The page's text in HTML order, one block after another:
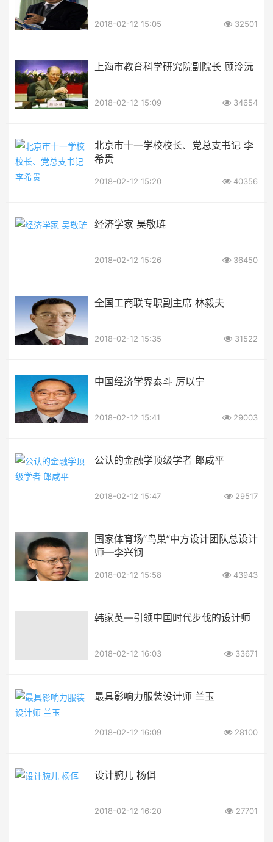
2018-02-12 15:05 32501
上海市教育科学研究院副院长 顾泠沅
2018-02-12 15:09 34654
北京市十一学校校长、党总支书记 李
希贵
2018-02-12 15:20 40356
经济学家 吴敬琏
2018-02-12 15:26 36450
全国工商联专职副主席 林毅夫
2018-02-12 15:35 31522
中国经济学界泰斗 厉以宁
2018-02-12 15:41 29003
公认的金融学顶级学者 郎咸平
2018-02-12 15:47 29517
国家体育场“鸟巢”中方设计团队总设计
师—李兴钢
2018-02-12 15:58 43943
韩家英—引领中国时代步伐的设计师
2018-02-12 16:03 33671
最具影响力服装设计师 兰玉
2018-02-12 16:09 28100
设计腕儿 杨佴
2018-02-12 16:20 27701